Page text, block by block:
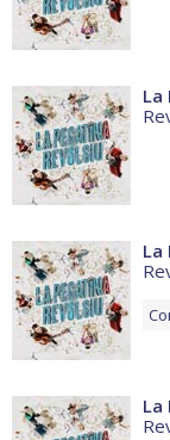
La
La
La